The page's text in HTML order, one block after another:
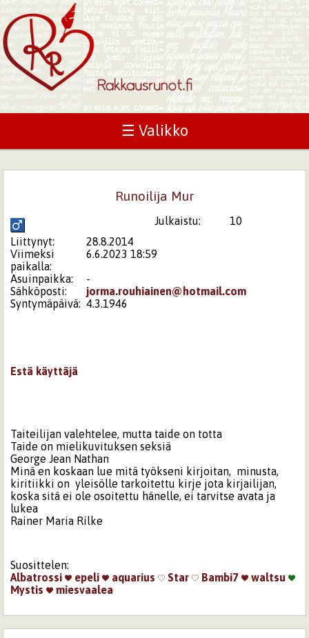
☰ Valikko
Runoilija Mur
Julkaistu:
10
Liittynyt:
28.8.2014
Viimeksi
paikalla:
6.6.2023 18:59
Asuinpaikka:
-
Sähköposti:
jorma.rouhiainen@hotmail.com
Syntymäpäivä: 4.3.1946
Estä käyttäjä
Taiteilijan valehtelee, mutta taide on totta
Taide on mielikuvituksen seksiä
George Jean Nathan
Minä en koskaan lue mitä työkseni kirjoitan, minusta,
kiritiikki on yleisölle tarkoitettu kirje jota kirjailijan,
koska sitä ei ole osoitettu hänelle, ei tarvitse avata ja
lukea
Rainer Maria Rilke
Suosittelen:
Albatrossi
epeli aquarius Star Bambi7
waltsu
Mystis
miesvaalea